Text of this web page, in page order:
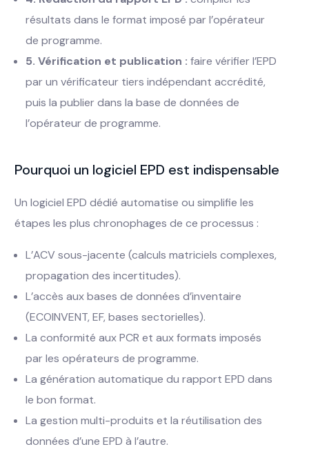
résultats dans le format imposé par l’opérateur
de programme.
5. Vérification et publication : faire vérifier l’EPD
par un vérificateur tiers indépendant accrédité,
puis la publier dans la base de données de
l’opérateur de programme.
Pourquoi un logiciel EPD est indispensable
Un logiciel EPD dédié automatise ou simplifie les
étapes les plus chronophages de ce processus :
L’ACV sous-jacente (calculs matriciels complexes,
propagation des incertitudes).
L’accès aux bases de données d’inventaire
(ECOINVENT, EF, bases sectorielles).
La conformité aux PCR et aux formats imposés
par les opérateurs de programme.
La génération automatique du rapport EPD dans
le bon format.
La gestion multi-produits et la réutilisation des
données d’une EPD à l’autre.